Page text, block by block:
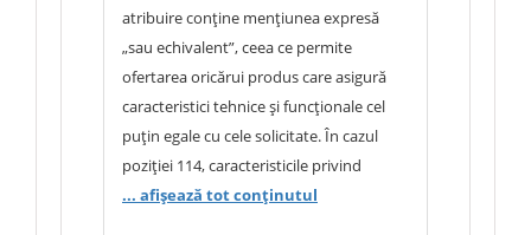
de performanță, fiind acceptate produse
cu capacități superioare. Prin urmare,
autoritatea contractantă consideră că
specificațiile publicate sunt justificate de
necesitățile instituției, permit ofertarea
produselor echivalente și nu restrâng
nejustificat concurența. Având în vedere
atribuire conține mențiunea expresă
„sau echivalent”, ceea ce permite
ofertarea oricărui produs care asigură
caracteristici tehnice și funcționale cel
puțin egale cu cele solicitate. În cazul
poziției 114, caracteristicile privind
capacitatea de 19 L și dimensiunile
... afișează tot conținutul